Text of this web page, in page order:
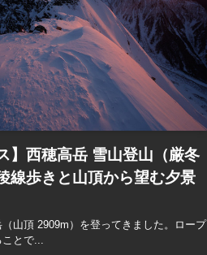
】西穂高岳 雪山登山（厳冬
線歩きと山頂から望む夕景
山頂 2909m）を登ってきました。ロープ
ことで...